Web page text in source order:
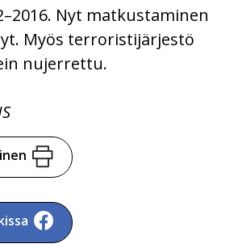
Nyt matkustaminen
Myös terroristijärjestö
nujerrettu.